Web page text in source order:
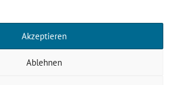
Akzeptieren
Ablehnen
gefördert von